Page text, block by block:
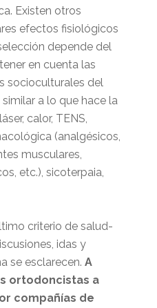
Existen otros
efectos fisiológicos
depende del
en cuenta las
socioculturales del
a lo que hace la
calor, TENS,
(analgésicos,
musculares,
etc.), sicoterpaia,
criterio de salud-
idas y
se esclarecen. A
ortodoncistas a
compañías de